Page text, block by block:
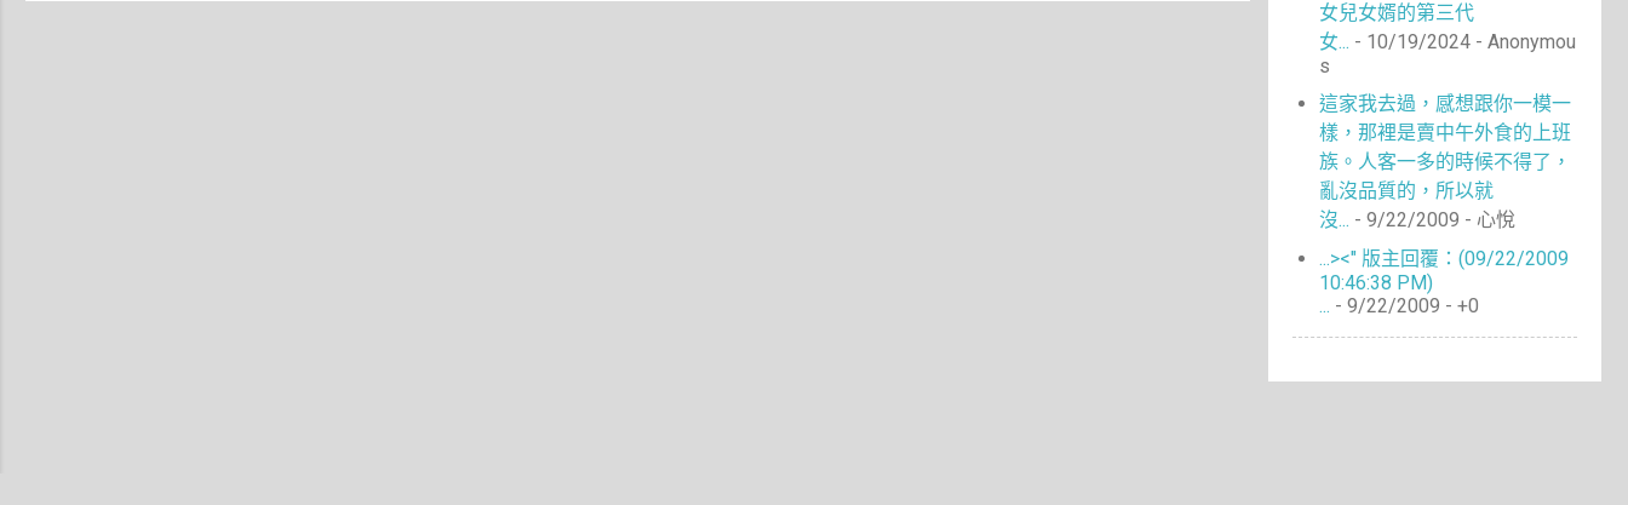
女兒女婿的第三代
女... - 10/19/2024 - Anonymou
s
這家我去過，感想跟你一模一
樣，那裡是賣中午外食的上班
族。人客一多的時候不得了，
亂沒品質的，所以就
沒... - 9/22/2009 - 心悅
...><" 版主回覆：(09/22/2009
10:46:38 PM)
... - 9/22/2009 - +0